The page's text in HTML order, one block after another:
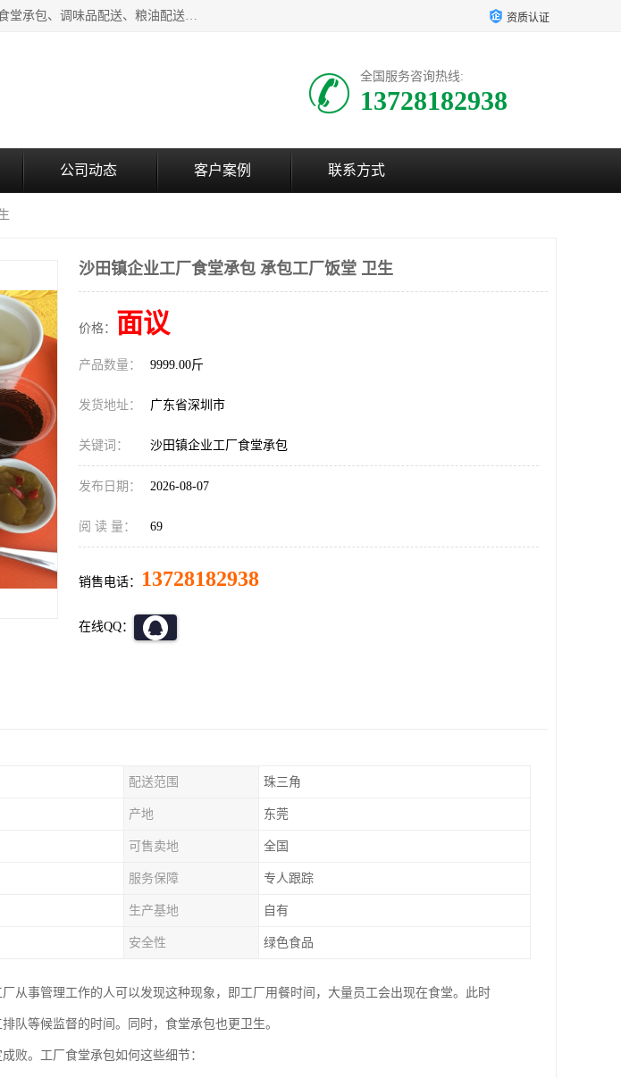
东莞市康隆膳食管理有限公司主要从事：蔬菜配送、食堂承包、企业工厂食堂承包、机关单位食堂承包、调味品配送、粮油配送、干货配送、副食配送、水果配送、海鲜配送等业务，东莞蔬菜配送电话，咨询在线客服。 资质认证
全国服务咨询热线:
13728182938
公司动态 客户案例 联系方式
沙田镇企业工厂食堂承包 承包工厂饭堂 卫生
价格： 面议
产品数量： 9999.00斤
发货地址： 广东省深圳市
关键词： 沙田镇企业工厂食堂承包
发布日期： 2026-08-07
阅 读 量： 69
销售电话： 13728182938
在线QQ：
配送范围 珠三角
产地 东莞
可售卖地 全国
服务保障 专人跟踪
生产基地 自有
安全性 绿色食品
从事管理工作的人可以发现这种现象，即工厂用餐时间，大量员工会出现在食堂。此时
队等候监督的时间。同时，食堂承包也更卫生。
败。工厂食堂承包如何这些细节：